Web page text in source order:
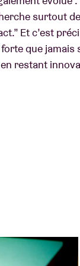
surtout
Et c’est
que
restant